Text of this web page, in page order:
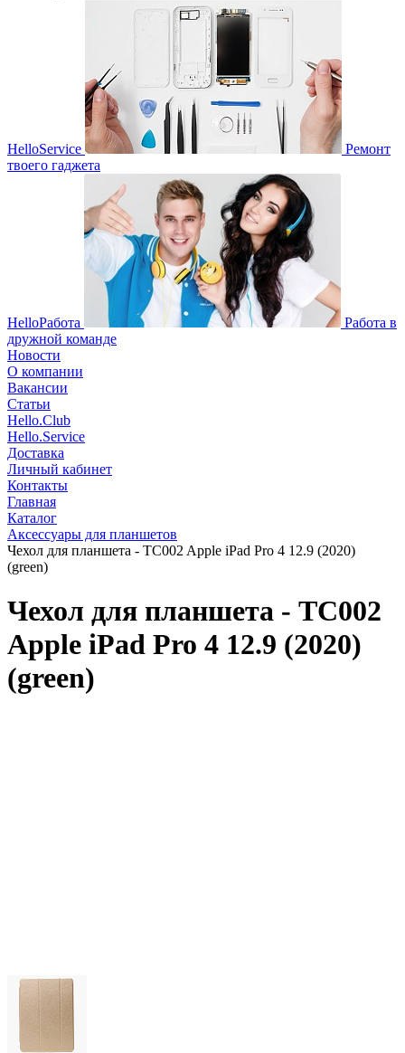
HelloService
Ремонт
твоего гаджета
HelloРабота
Работа в
дружной команде
Новости
О компании
Вакансии
Статьи
Hello.Club
Hello.Service
Доставка
Личный кабинет
Контакты
Главная
Каталог
Аксессуары для планшетов
Чехол для планшета - TC002 Apple iPad Pro 4 12.9 (2020)
(green)
Чехол для планшета - TC002
Apple iPad Pro 4 12.9 (2020)
(green)